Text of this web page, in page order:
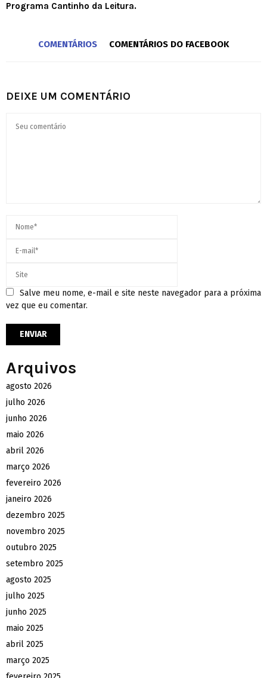
Programa Cantinho da Leitura.
COMENTÁRIOS COMENTÁRIOS DO FACEBOOK
DEIXE UM COMENTÁRIO
Salve meu nome, e-mail e site neste navegador para a próxima
vez que eu comentar.
Arquivos
agosto 2026
julho 2026
junho 2026
maio 2026
abril 2026
março 2026
fevereiro 2026
janeiro 2026
dezembro 2025
novembro 2025
outubro 2025
setembro 2025
agosto 2025
julho 2025
junho 2025
maio 2025
abril 2025
março 2025